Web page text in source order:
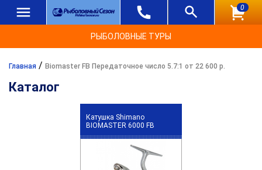
0
РЫБОЛОВНЫЕ ТУРЫ
Главная / Biomaster FB Передаточное число 5.7:1 от 22 600 р.
Каталог
Катушка Shimano
BIOMASTER 6000 FB